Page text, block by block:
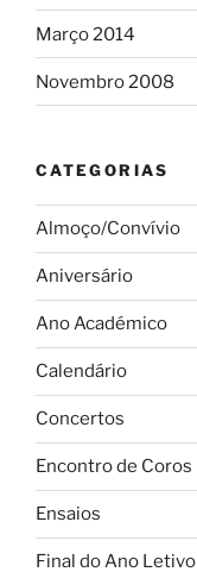
Março 2014
Novembro 2008
CATEGORIAS
Almoço/Convívio
Aniversário
Ano Académico
Calendário
Concertos
Encontro de Coros
Ensaios
Final do Ano Letivo